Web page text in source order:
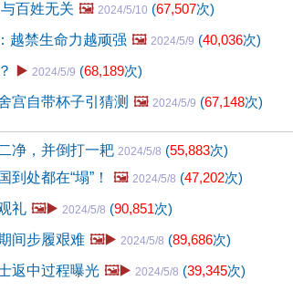
百姓无关 🖼️ 2024/5/10 (67,507次)
越禁生命力越顽强 🖼️ 2024/5/9 (40,036次)
▶️ 2024/5/9 (68,189次)
宫自带杯子引猜测 🖼️ 2024/5/9 (67,148次)
净，并倒打一耙 2024/5/8 (55,883次)
处都在“塌”！
🖼️ 2024/5/8 (47,202次)
礼 🖼️▶️ 2024/5/8 (90,851次)
间步履艰难 🖼️▶️ 2024/5/8 (89,686次)
返中过程曝光 🖼️▶️ 2024/5/8 (39,345次)